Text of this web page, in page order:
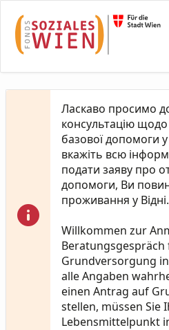
Ласкаво просимо
консультацію
базової допомоги у
вкажіть всю
подати заяву про
допомоги, Ви
проживання у Відні.
Willkommen zur
Grundversorgung
alle Angaben
einen Antrag auf
stellen, müssen Sie
Lebensmittelpunkt